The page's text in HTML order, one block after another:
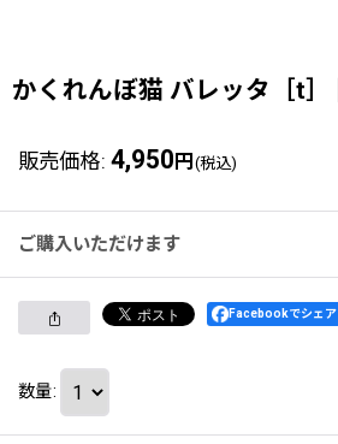
かくれんぼ猫 バレッタ［t］
販売価格: 4,950 円 (税込)
ご購入いただけます
Facebookでシェア
数量: